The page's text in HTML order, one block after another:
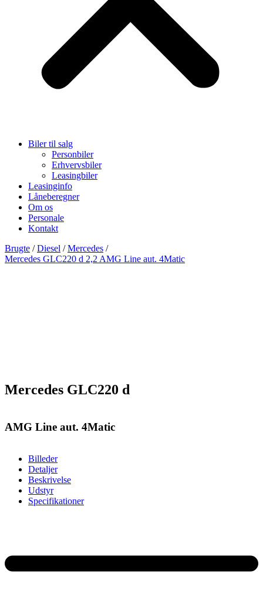
Biler til salg
Personbiler
Erhvervsbiler
Leasingbiler
Leasinginfo
Låneberegner
Om os
Personale
Kontakt
Brugte / Diesel / Mercedes /
Mercedes GLC220 d 2,2 AMG Line aut. 4Matic
Mercedes GLC220 d
AMG Line aut. 4Matic
Billeder
Detaljer
Beskrivelse
Udstyr
Specifikationer